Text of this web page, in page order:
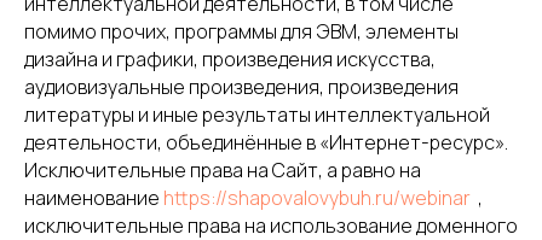
помимо прочих, программы для ЭВМ, элементы
дизайна и графики, произведения искусства,
аудиовизуальные произведения, произведения
литературы и иные результаты интеллектуальной
деятельности, объединённые в «Интернет-ресурс».
Исключительные права на Сайт, а равно на
наименование https://shapovalovybuh.ru/webinar ,
исключительные права на использование доменного